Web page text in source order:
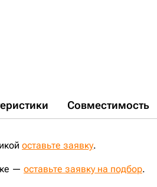
Совместимость
оставьте заявку.
— оставьте заявку на подбор.